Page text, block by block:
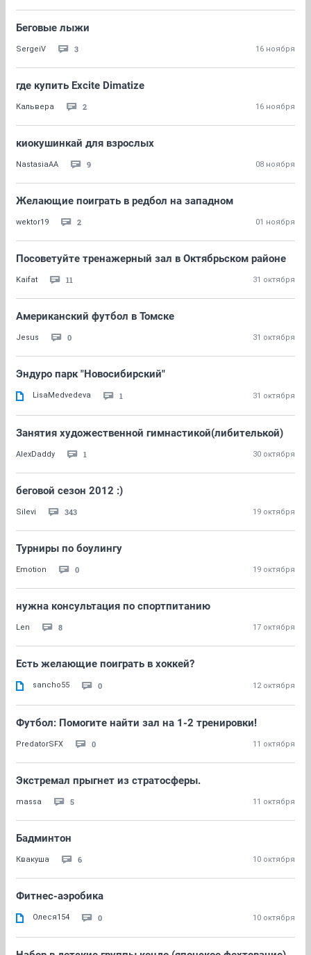
Беговые лыжи
SergeiV 3 16 ноября
где купить Excite Dimatize
Кальвера 2 16 ноября
киокушинкай для взрослых
NastasiaAA 9 08 ноября
Желающие поиграть в редбол на западном
wektor19 2 01 ноября
Посоветуйте тренажерный зал в Октябрьском районе
Kaifat 11 31 октября
Американский футбол в Томске
Jesus 0 31 октября
Эндуро парк "Новосибирский"
LisaMedvedeva 1 31 октября
Занятия художественной гимнастикой(либителькой)
AlexDaddy 1 30 октября
беговой сезон 2012 :)
Silevi 343 19 октября
Турниры по боулингу
Emotion 0 19 октября
нужна консультация по спортпитанию
Len 8 17 октября
Есть желающие поиграть в хоккей?
sancho55 0 12 октября
Футбол: Помогите найти зал на 1-2 тренировки!
PredatorSFX 0 11 октября
Экстремал прыгнет из стратосферы.
massa 5 11 октября
Бадминтон
Квакуша 6 10 октября
Фитнес-аэробика
Олеся154 0 10 октября